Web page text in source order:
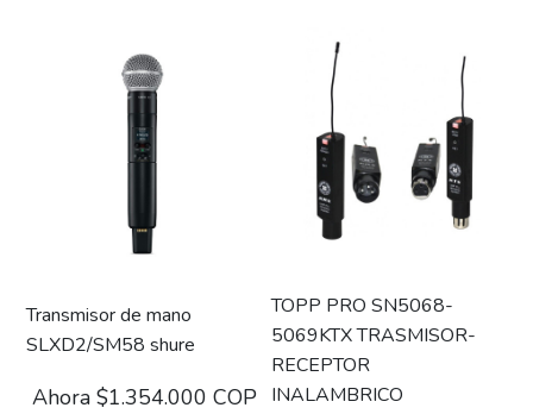
Transmisor de mano
SLXD2/SM58 shure
Ahora $1.354.000 COP
TOPP PRO SN5068-
5069KTX TRASMISOR-
RECEPTOR
INALAMBRICO